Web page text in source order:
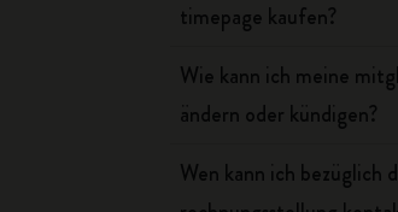
timepage kaufen?
Wie kann ich meine
ändern oder kündigen?
Wen kann ich bezüglich